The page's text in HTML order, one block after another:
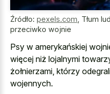
Źródło: pexels.com Tłum
przeciwko wojnie
Psy w amerykańskiej
więcej niż lojalnymi
żołnierzami, którzy
wojennych.